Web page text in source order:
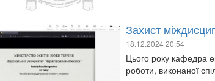
Захист
18.12.2024 20:54
Цього року кафедра
роботи, виконаної